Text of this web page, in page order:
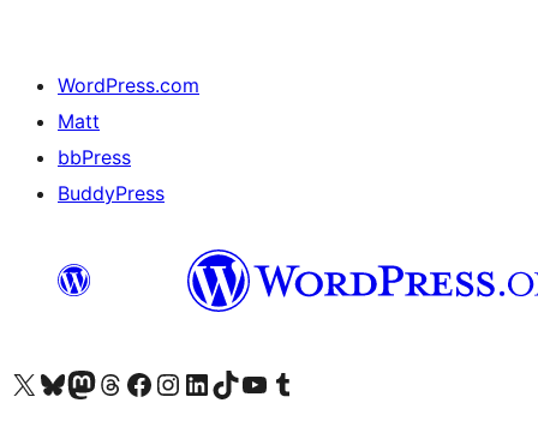
WordPress.com
Matt
bbPress
BuddyPress
Apmeklējiet mūsu X (agrāk Twitter) kontu
Apmeklējiet mūsu Bluesky kontu
Apmeklējiet mūsu Mastodon kontu
Apmeklējiet mūsu Threads kontu
Apmeklējiet mūsu Facebook lapuApmeklējiet mūsu Instagram kontu
Apmeklējiet mūsu LinkedIn kontu
Apmeklējiet mūsu TikTok kontu
Apmeklējiet mūsu YouTube kanālu
Apmeklējiet mūsu Tumblr kontu